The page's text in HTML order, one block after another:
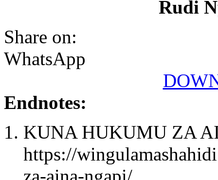
Rudi
Share on:
WhatsApp
Endnotes:
KUNA HUKUMU ZA
https://
za-aina-ngapi/